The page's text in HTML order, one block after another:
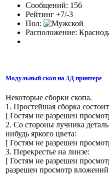
Сообщений: 156
Рейтинг +7/-3
Пол:
Расположение:
Модульный скоп на 3Д принтере
Некоторые сборки скопа.
1. Простейшая сборка
[ Гостям не разрешен
2. Со стороны лучника
нибудь яркого цвета:
[ Гостям не разрешен
3. Перекрестье на линзе:
[ Гостям не разрешен
разрешен просмотр